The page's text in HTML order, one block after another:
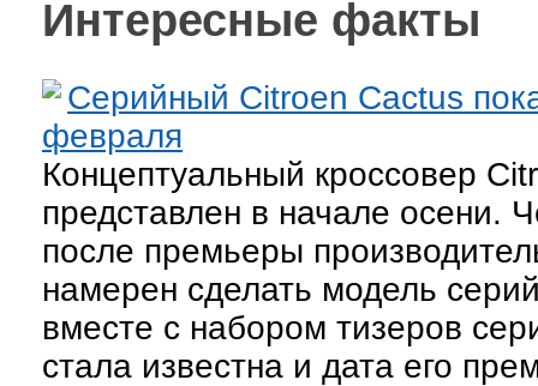
Интересные факты
Серийный Citroen Cactus
февраля
Концептуальный кроссовер
представлен в начале осени.
после премьеры
намерен сделать модель
вместе с набором тизеров
стала известна и дата его